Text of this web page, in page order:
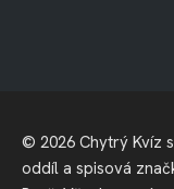
© 2026 Chytrý Kvíz
oddíl a spisová